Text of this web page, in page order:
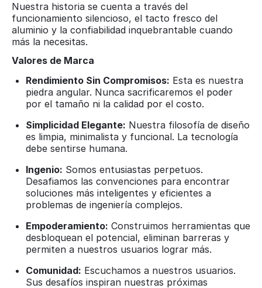
Nuestra historia se cuenta a través del
funcionamiento silencioso, el tacto fresco del
aluminio y la confiabilidad inquebrantable cuando
más la necesitas.
Valores de Marca
Rendimiento Sin Compromisos: Esta es nuestra
piedra angular. Nunca sacrificaremos el poder
por el tamaño ni la calidad por el costo.
Simplicidad Elegante: Nuestra filosofía de diseño
es limpia, minimalista y funcional. La tecnología
debe sentirse humana.
Ingenio: Somos entusiastas perpetuos.
Desafiamos las convenciones para encontrar
soluciones más inteligentes y eficientes a
problemas de ingeniería complejos.
Empoderamiento: Construimos herramientas que
desbloquean el potencial, eliminan barreras y
permiten a nuestros usuarios lograr más.
Comunidad: Escuchamos a nuestros usuarios.
Sus desafíos inspiran nuestras próximas